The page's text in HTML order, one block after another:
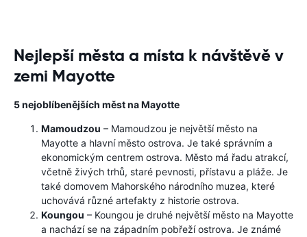
Nejlepší města a místa k návštěvě v
zemi Mayotte
5 nejoblíbenějších měst na Mayotte
Mamoudzou – Mamoudzou je největší město na
Mayotte a hlavní město ostrova. Je také správním a
ekonomickým centrem ostrova. Město má řadu atrakcí,
včetně živých trhů, staré pevnosti, přístavu a pláže. Je
také domovem Mahorského národního muzea, které
uchovává různé artefakty z historie ostrova.
Koungou – Koungou je druhé největší město na Mayotte
a nachází se na západním pobřeží ostrova. Je známé